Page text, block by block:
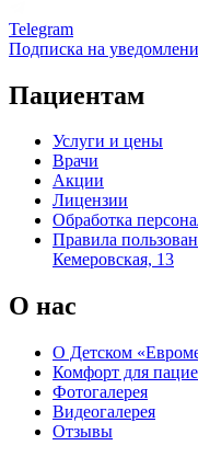
Telegram
Подписка на
Пациентам
Услуги и цены
Врачи
Акции
Лицензии
Обработка
Правила
Кемеровская, 13
О нас
О Детском
Комфорт для
Фотогалерея
Видеогалерея
Отзывы